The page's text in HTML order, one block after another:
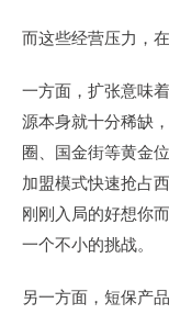
而这些经营压力，
一方面，扩张意味
源本身就十分稀缺
圈、国金街等黄金
加盟模式快速抢占
刚刚入局的好想你
一个不小的挑战。
另一方面，短保产